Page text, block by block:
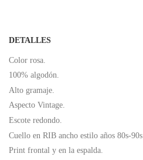
DETALLES
Color rosa.
100% algodón.
Alto gramaje.
Aspecto Vintage.
Escote redondo.
Cuello en RIB ancho estilo años 80s-90s
Print frontal y en la espalda.